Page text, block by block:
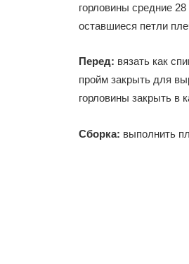
горловины средние
оставшиеся петли
Перед: вязать как
пройм закрыть для
горловины закрыть в
Сборка: выполнить